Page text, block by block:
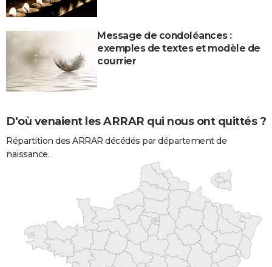
Message de condoléances :
exemples de textes et modèle de
courrier
D'où venaient les ARRAR qui nous ont quittés ?
Répartition des ARRAR décédés par département de
naissance.